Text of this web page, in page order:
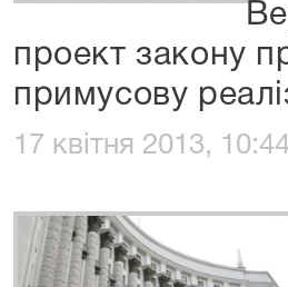
проект закону
примусову
17 квітня 2013, 10:44